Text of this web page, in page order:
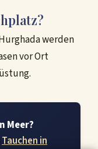
werden
vor Ort
Meer?
Tauchen in